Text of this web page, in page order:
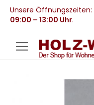
Unsere Öffnungszeiten:
09:00 – 13:00 Uhr.